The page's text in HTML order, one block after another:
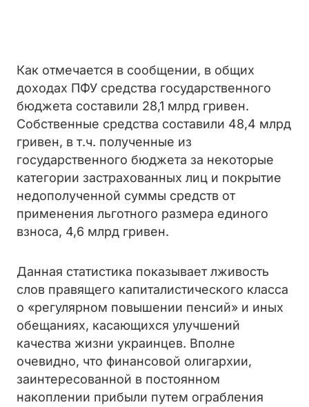
Как отмечается в сообщении, в общих
доходах ПФУ средства государственного
бюджета составили 28,1 млрд гривен.
Собственные средства составили 48,4 млрд
гривен, в т.ч. полученные из
государственного бюджета за некоторые
категории застрахованных лиц и покрытие
недополученной суммы средств от
применения льготного размера единого
взноса, 4,6 млрд гривен.
Данная статистика показывает лживость
слов правящего капиталистического класса
о «регулярном повышении пенсий» и иных
обещаниях, касающихся улучшений
качества жизни украинцев. Вполне
очевидно, что финансовой олигархии,
заинтересованной в постоянном
накоплении прибыли путем ограбления